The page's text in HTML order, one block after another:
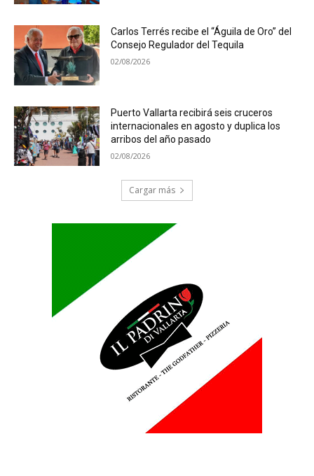
Carlos Terrés recibe el “Águila de Oro” del
Consejo Regulador del Tequila
02/08/2026
Puerto Vallarta recibirá seis cruceros
internacionales en agosto y duplica los
arribos del año pasado
02/08/2026
Cargar más